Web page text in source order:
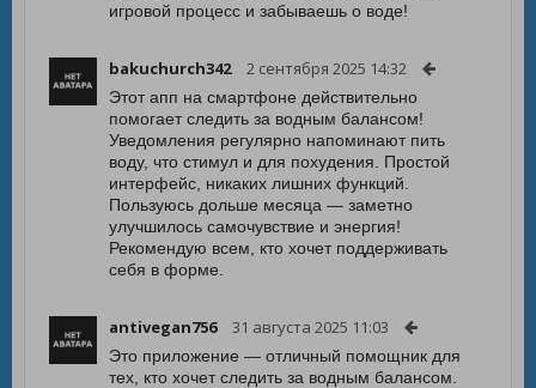
игровой процесс и забываешь о воде!
bakuchurch342 2 сентября 2025 14:32
Этот апп на смартфоне действительно
помогает следить за водным балансом!
Уведомления регулярно напоминают пить
воду, что стимул и для похудения. Простой
интерфейс, никаких лишних функций.
Пользуюсь дольше месяца — заметно
улучшилось самочувствие и энергия!
Рекомендую всем, кто хочет поддерживать
себя в форме.
antivegan756 31 августа 2025 11:03
Это приложение — отличный помощник для
тех, кто хочет следить за водным балансом.